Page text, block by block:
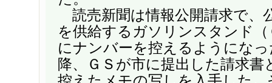
読売新聞は情報公開請求で、
を供給するガソリンスタンド
にナンバーを控えるようにな
降、ＧＳが市に提出した請求書